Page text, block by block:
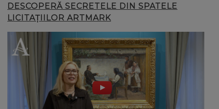
DESCOPERĂ SECRETELE DIN SPATELE
LICITAȚIILOR ARTMARK